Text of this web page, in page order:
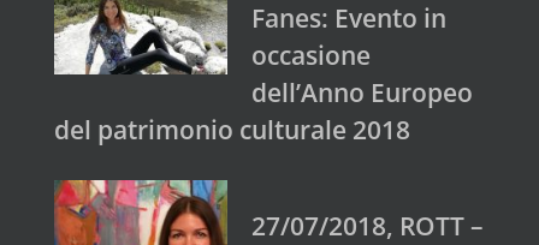
Fanes: Evento in
occasione
dell’Anno Europeo
del patrimonio culturale 2018
27/07/2018, ROTT –